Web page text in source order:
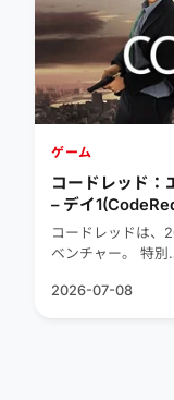
ゲーム
コードレッド：
– デイ
コードレッドは、
ベンチャー。 特別
2026-07-08